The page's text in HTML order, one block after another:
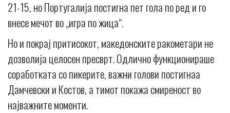
21-15, но Португалија постигна пет гола по ред и го
внесе мечот во „игра по жица“.
Но и покрај притисокот, македонските ракометари не
дозволија целосен пресврт. Одлично функционираше
соработката со пикерите, важни голови постигнаа
Дамчевски и Костов, а тимот покажа смиреност во
најважните моменти.